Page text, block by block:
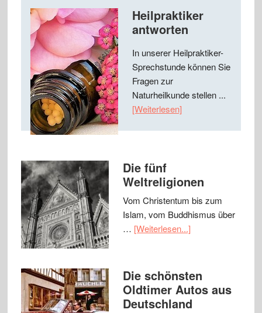
Heilpraktiker
antworten
In unserer Heilpraktiker-
Sprechstunde können Sie
Fragen zur
Naturheilkunde stellen ...
[Weiterlesen]
Die fünf
Weltreligionen
Vom Christentum bis zum
Islam, vom Buddhismus über
… [Weiterlesen...]
Die schönsten
Oldtimer Autos aus
Deutschland